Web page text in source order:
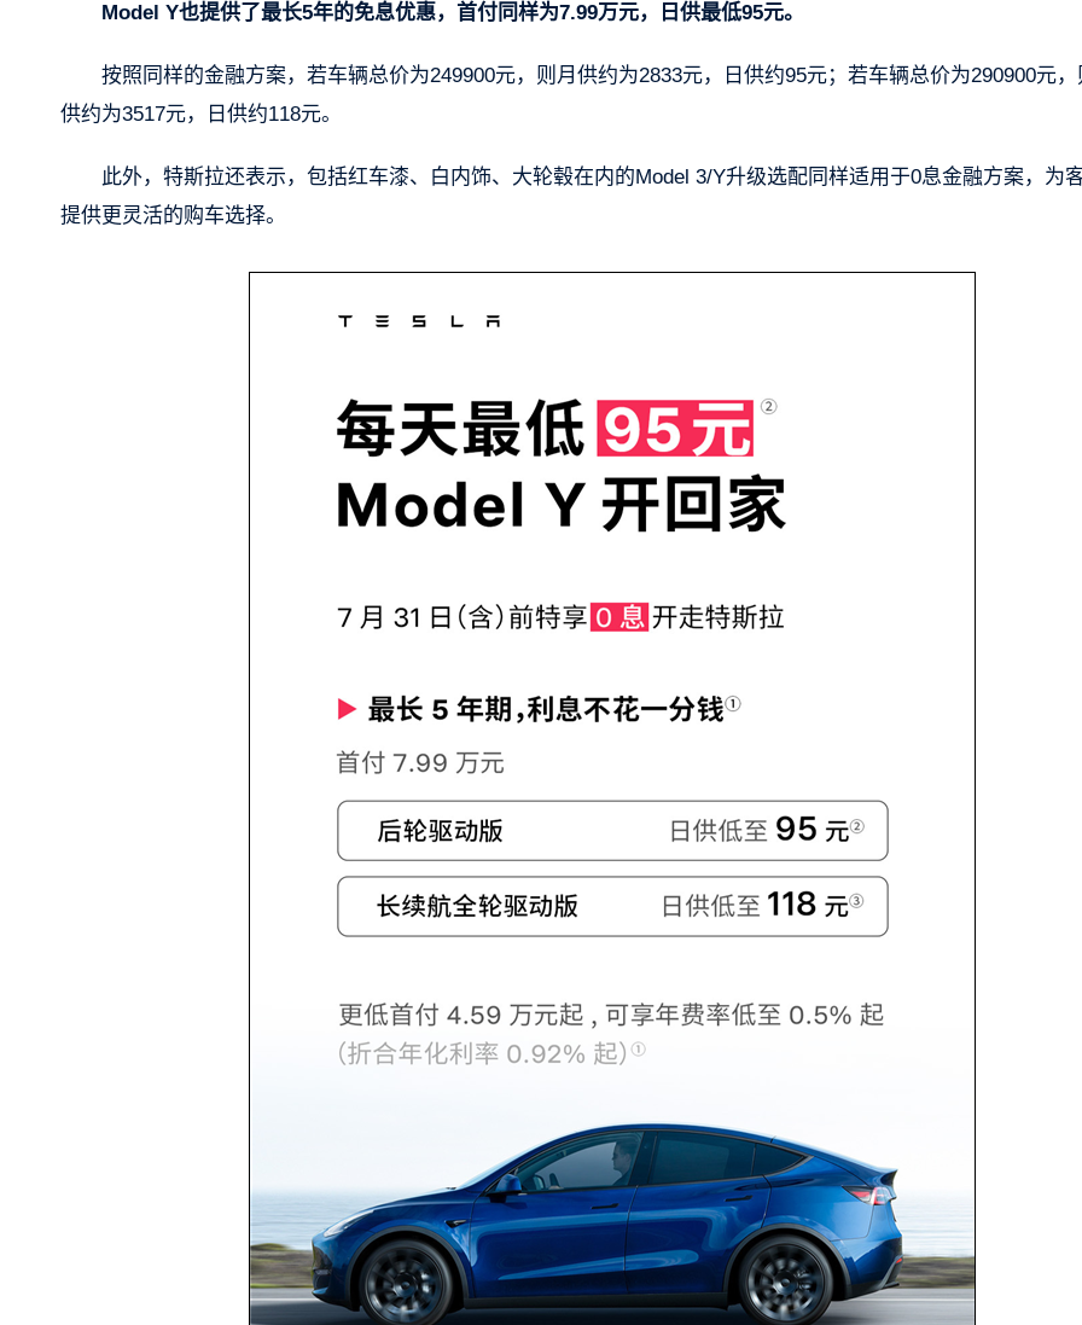
Model Y也提供了最长5年的免息优惠，首付同样为7.99万元，日供最低95元。
按照同样的金融方案，若车辆总价为249900元，则月供约为2833元，日供约95元；若车辆总价为290900元，
供约为3517元，日供约118元。
此外，特斯拉还表示，包括红车漆、白内饰、大轮毂在内的Model 3/Y升级选配同样适用于0息金融方案，为
提供更灵活的购车选择。